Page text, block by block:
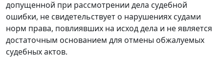
допущенной при рассмотрении дела судебной
ошибки, не свидетельствует о нарушениях судами
норм права, повлиявших на исход дела и не является
достаточным основанием для отмены обжалуемых
судебных актов.